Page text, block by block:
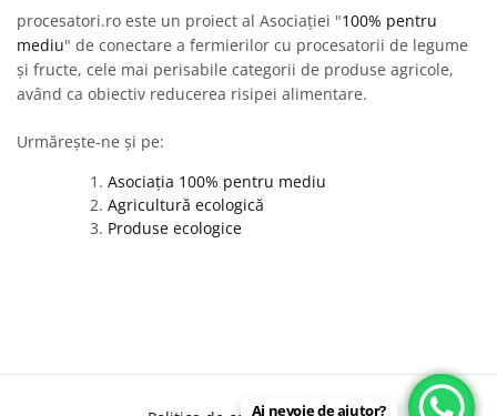
procesatori.ro este un proiect al Asociației "100% pentru
mediu" de conectare a fermierilor cu procesatorii de legume
și fructe, cele mai perisabile categorii de produse agricole,
având ca obiectiv reducerea risipei alimentare.
Urmărește-ne și pe:
Asociația 100% pentru mediu
Agricultură ecologică
Produse ecologice
Ai nevoie de ajutor?